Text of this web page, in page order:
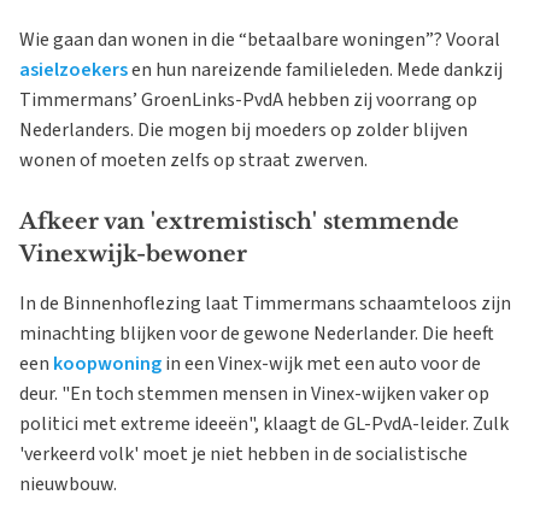
Wie gaan dan wonen in die “betaalbare woningen”? Vooral
asielzoekersen hun nareizende familieleden. Mede dankzij
Timmermans’ GroenLinks-PvdA hebben zij voorrang op
Nederlanders. Die mogen bij moeders op zolder blijven
wonen of moeten zelfs op straat zwerven.
Afkeer van 'extremistisch' stemmende
Vinexwijk-bewoner
In de Binnenhoflezing laat Timmermans schaamteloos zijn
minachting blijken voor de gewone Nederlander. Die heeft
een koopwoningin een Vinex-wijk met een auto voor de
deur. "En toch stemmen mensen in Vinex-wijken vaker op
politici met extreme ideeën", klaagt de GL-PvdA-leider. Zulk
'verkeerd volk' moet je niet hebben in de socialistische
nieuwbouw.